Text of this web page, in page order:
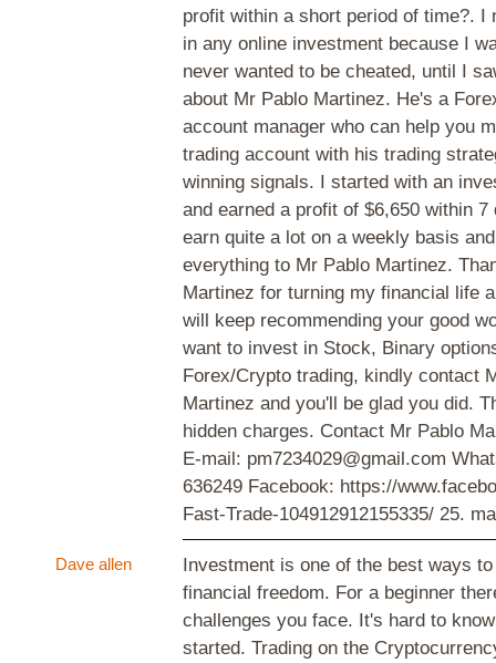
profit within a short period of time?. I
in any online investment because I
never wanted to be cheated, until I
about Mr Pablo Martinez. He's a
account manager who can help you
trading account with his trading
winning signals. I started with an
and earned a profit of $6,650 within 7
earn quite a lot on a weekly basis
everything to Mr Pablo Martinez.
Martinez for turning my financial life
will keep recommending your good
want to invest in Stock, Binary
Forex/Crypto trading, kindly contact
Martinez and you'll be glad you did.
hidden charges. Contact Mr Pablo
E-mail: pm7234029@gmail.com
636249 Facebook: https://
Fast-Trade-104912912155335/ 25.
Dave allen
Investment is one of the best ways
financial freedom. For a beginner
challenges you face. It's hard to
started. Trading on the